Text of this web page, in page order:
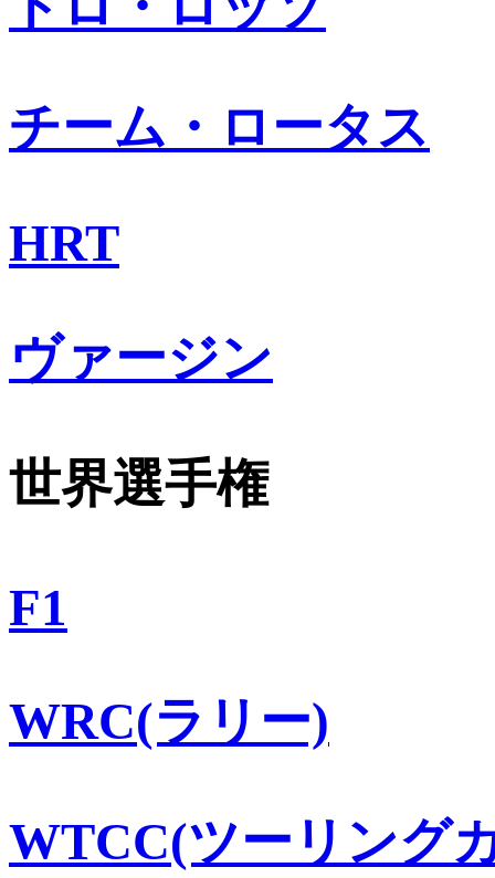
チーム・ロータス
HRT
ヴァージン
世界選手権
F1
WRC(ラリー)
WTCC(ツーリング